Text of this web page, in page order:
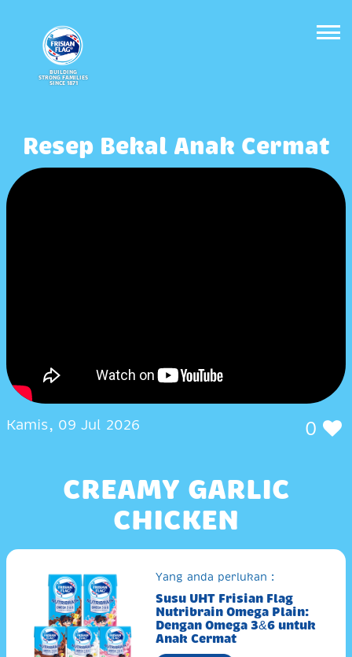
BUILDING
STRONG FAMILIES
SINCE 1871
Resep Bekal Anak Cermat
Kamis, 09 Jul 2026 0
CREAMY GARLIC
CHICKEN
Yang anda perlukan :
Susu UHT Frisian Flag
Nutribrain Omega Plain:
Dengan Omega 3&6 untuk
Anak Cermat